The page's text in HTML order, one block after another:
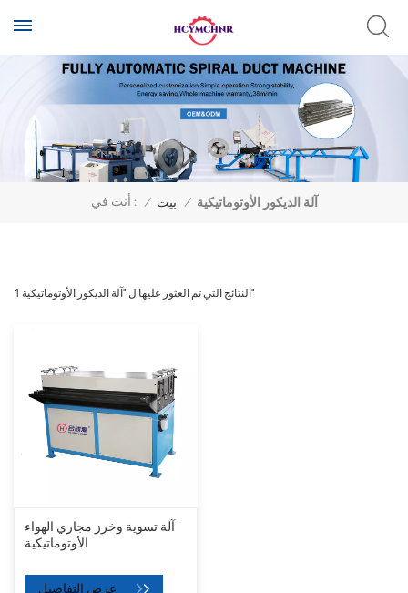
أنت في : / بيت / آلة الديكور الأوتوماتيكية
1 النتائج التي تم العثور عليها ل "آلة الديكور الأوتوماتيكية"
آلة تسوية وخرز مجاري الهواء
الأوتوماتيكية